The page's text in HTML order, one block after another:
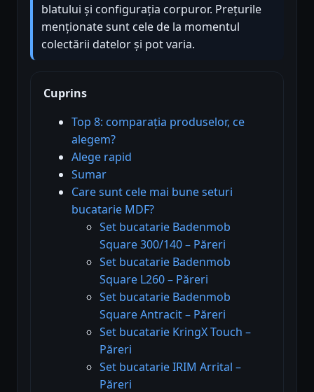
blatului și configurația corpuror. Prețurile
menționate sunt cele de la momentul
colectării datelor și pot varia.
Cuprins
Top 8: comparația produselor, ce
alegem?
Alege rapid
Sumar
Care sunt cele mai bune seturi
bucatarie MDF?
Set bucatarie Badenmob
Square 300/140 – Păreri
Set bucatarie Badenmob
Square L260 – Păreri
Set bucatarie Badenmob
Square Antracit – Păreri
Set bucatarie KringX Touch –
Păreri
Set bucatarie IRIM Arrital –
Păreri